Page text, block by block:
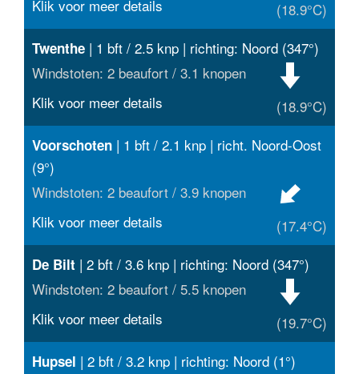
(18.9°C)
Klik voor meer details
Twenthe | 1 bft / 2.5 knp | richting: Noord (347°)
Windstoten: 2 beaufort / 3.1 knopen
(18.9°C)
Klik voor meer details
Voorschoten | 1 bft / 2.1 knp | richt. Noord-Oost
(9°)
Windstoten: 2 beaufort / 3.9 knopen
(17.4°C)
Klik voor meer details
De Bilt | 2 bft / 3.6 knp | richting: Noord (347°)
Windstoten: 2 beaufort / 5.5 knopen
(19.7°C)
Klik voor meer details
Hupsel | 2 bft / 3.2 knp | richting: Noord (1°)